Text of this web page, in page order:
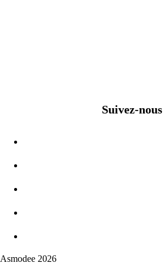
Suivez-nous
Asmodee 2026